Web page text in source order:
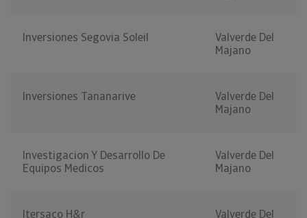
Inversiones Segovia Soleil
Valverde Del
Majano
Inversiones Tananarive
Valverde Del
Majano
Investigacion Y Desarrollo De
Equipos Medicos
Valverde Del
Majano
Itersaco H&r
Valverde Del